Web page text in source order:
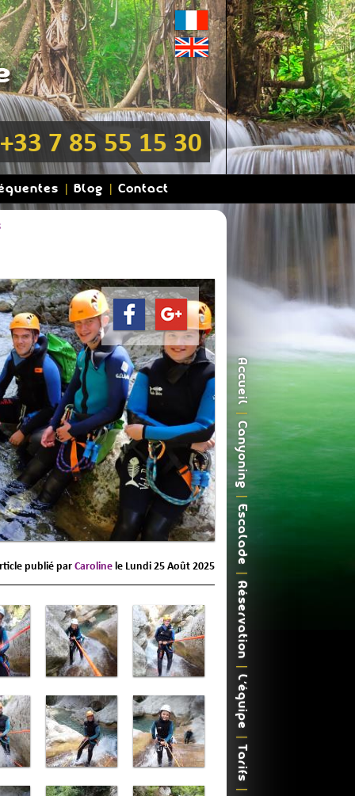
+33 7 85 55 15 30
Blog Contact
publié parCarolinele Lundi 25 Août 2025
Accueil
Canyoning
Escalade
Réservation
L'équipe
Tarifs